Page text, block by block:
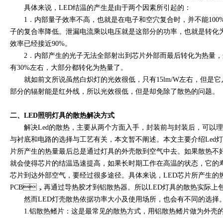
具体来说，LED结温的产生是由于两个因素所引起的：
1．内部量子效率不高，也就是在电子和空穴复合时，并不能
子的复合率降低。泄漏电流乘以电压就是这部分的功率，也就是转化为
效率已经接近90%。
2．内部产生的光子无法全部射出到芯片外部而最后转化为热量
有30%左右，大部分都转化为热量了。
就如前文所说虽然白炽灯的光效很低，只有15lm/W左右，但是
部分的辐射能是红外线，所以光效很低，但是却免除了散热的问题。
二、LED照明灯具的散热解决方式
解决Led的散热，主要从两个方面入手，封装前与封装后，可
与衬底和电路的选择与工艺有关，本文暂不阐述。本文主要介绍Led灯
片所产生的热量最后总是通过灯具的外壳散到空气中去。如果散热不
就会使得芯片的结温迅速提高，如果长时期工作在高温的状态，它
芯片到达外部空气，要经过很多途径。具体来说，LED芯片所产生
PCB，再通过导热胶才到铝散热器。所以LED灯具的散热实际上包
然而LED灯壳散热依据功率大小及使用场所，也会有不同的选择
1.铝散热鳍片：这是最常见的散热方式，用铝散热鳍片做为外壳